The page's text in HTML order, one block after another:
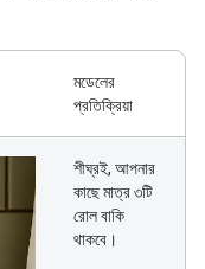
মডেলের
প্রতিক্রিয়া
শীঘ্রই, আপনার
কাছে মাত্র ৩টি
রোল বাকি
থাকবে।